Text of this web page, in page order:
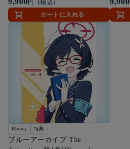
円（税込）
カートに入れる
Blu-ray 特典
ブルーアーカイブ The